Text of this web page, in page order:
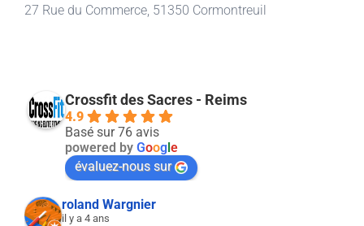
27 Rue du Commerce, 51350 Cormontreuil
Crossfit des Sacres - Reims
4.9
Basé sur 76 avis
powered by Google
évaluez-nous sur
roland Wargnier
il y a 4 ans